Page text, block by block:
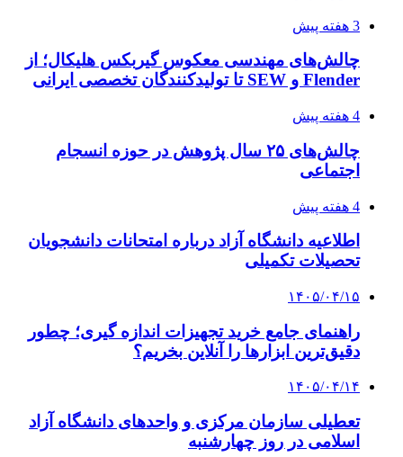
3 هفته پیش
چالش‌های مهندسی معکوس گیربکس هلیکال؛ از
Flender و SEW تا تولیدکنندگان تخصصی ایرانی
4 هفته پیش
چالش‌های ۲۵ سال پژوهش در حوزه انسجام
اجتماعی
4 هفته پیش
اطلاعیه دانشگاه آزاد درباره امتحانات دانشجویان
تحصیلات تکمیلی
۱۴۰۵/۰۴/۱۵
راهنمای جامع خرید تجهیزات اندازه گیری؛ چطور
دقیق‌ترین ابزارها را آنلاین بخریم؟
۱۴۰۵/۰۴/۱۴
تعطیلی سازمان مرکزی و واحدهای دانشگاه آزاد
اسلامی در روز چهارشنبه